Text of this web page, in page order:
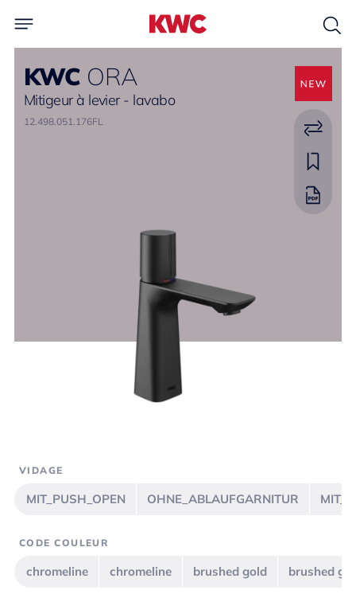
KWC ORA
Mitigeur à levier - lavabo
12.498.051.176FL
VIDAGE
MIT_PUSH_OPEN OHNE_ABLAUFGARNITUR
CODE COULEUR
chromeline chromeline brushed gold brushed